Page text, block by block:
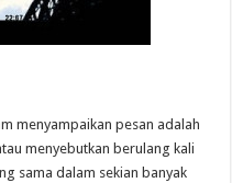
menyampaikan pesan adalah
menyebutkan berulang kali
sama dalam sekian banyak